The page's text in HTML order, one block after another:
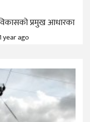
प्रमुख आधारका
1 year ago